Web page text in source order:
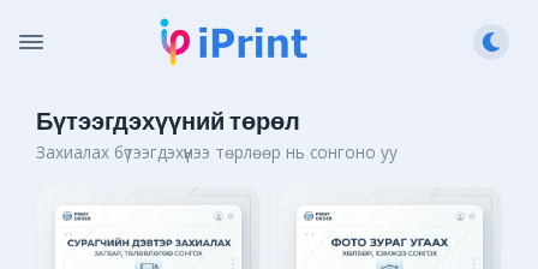
Бүтээгдэхүүний төрөл
Захиалах бүтээгдэхүүнээ төрлөөр нь сонгоно уу